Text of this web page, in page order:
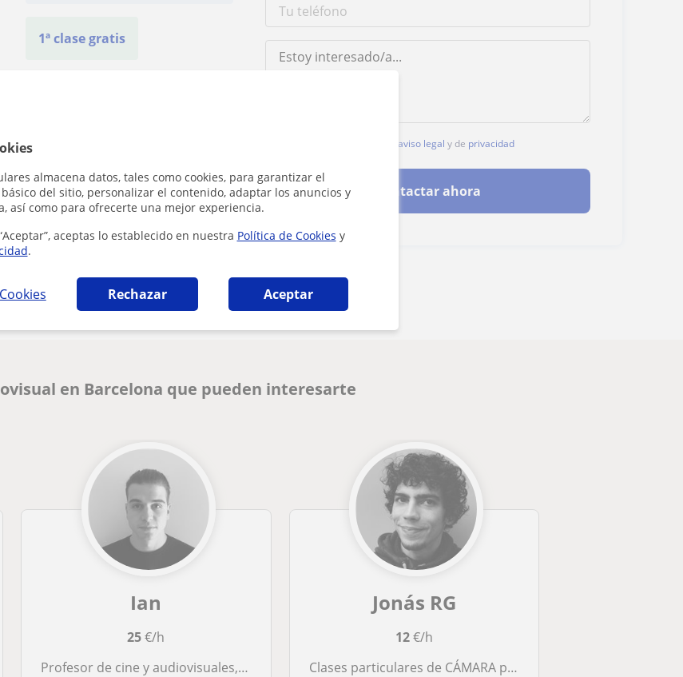
almacena datos, tales como cookies, para garantizar el
del sitio, personalizar el contenido, adaptar los anuncios y
así como para ofrecerte una mejor experiencia.
aceptas lo establecido en nuestra Política de Cookies y
.
Rechazar Aceptar
1ª clase gratis
aviso legal y de privacidad
Contactar ahora
¿Hay algún error en este perfil? Cuéntanos
en Barcelona que pueden interesarte
Ian
25€/h
Profesor de cine y audiovisuales, con experiencia en la industria internacional
Jonás RG
12€/h
Clases particulares de CÁMARA para Cine Documental